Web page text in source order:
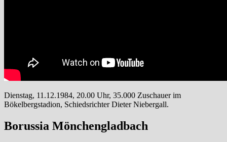
Dienstag, 11.12.1984, 20.00 Uhr, 35.000 Zuschauer im
Bökelbergstadion, Schiedsrichter Dieter Niebergall.
Borussia Mönchengladbach